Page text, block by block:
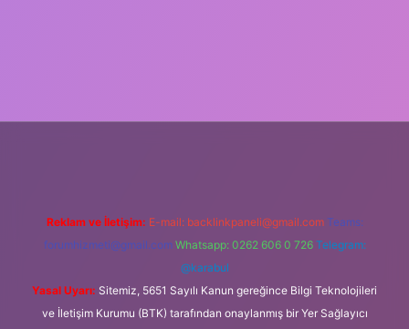
Reklam ve İletişim: E-mail: backlinkpaneli@gmail.com Teams:
forumhizmeti@gmail.com Whatsapp: 0262 606 0 726 Telegram:
@karabul
Yasal Uyarı: Sitemiz, 5651 Sayılı Kanun gereğince Bilgi Teknolojileri
ve İletişim Kurumu (BTK) tarafından onaylanmış bir Yer Sağlayıcı